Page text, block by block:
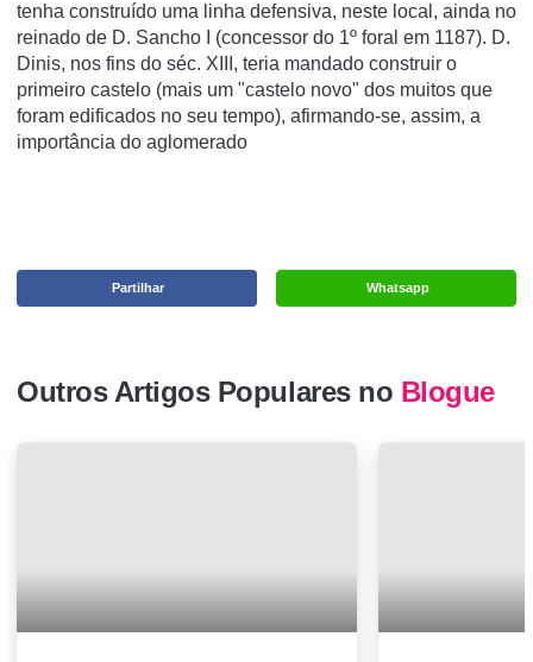
tenha construído uma linha defensiva, neste local, ainda no
reinado de D. Sancho I (concessor do 1º foral em 1187). D.
Dinis, nos fins do séc. XIII, teria mandado construir o
primeiro castelo (mais um "castelo novo" dos muitos que
foram edificados no seu tempo), afirmando-se, assim, a
importância do aglomerado
Whatsapp
Partilhar
Outros Artigos Populares no Blogue